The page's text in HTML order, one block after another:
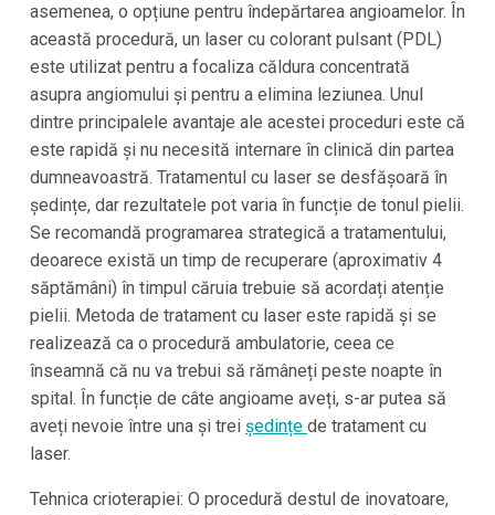
asemenea, o opțiune pentru îndepărtarea angioamelor. În
această procedură, un laser cu colorant pulsant (PDL)
este utilizat pentru a focaliza căldura concentrată
asupra angiomului și pentru a elimina leziunea. Unul
dintre principalele avantaje ale acestei proceduri este că
este rapidă și nu necesită internare în clinică din partea
dumneavoastră. Tratamentul cu laser se desfășoară în
ședințe, dar rezultatele pot varia în funcție de tonul pielii.
Se recomandă programarea strategică a tratamentului,
deoarece există un timp de recuperare (aproximativ 4
săptămâni) în timpul căruia trebuie să acordați atenție
pielii. Metoda de tratament cu laser este rapidă și se
realizează ca o procedură ambulatorie, ceea ce
înseamnă că nu va trebui să rămâneți peste noapte în
spital. În funcție de câte angioame aveți, s-ar putea să
aveți nevoie între una și trei ședințe de tratament cu
laser.
Tehnica crioterapiei: O procedură destul de inovatoare,